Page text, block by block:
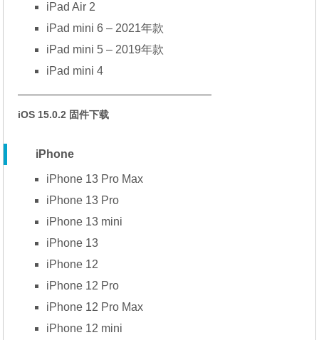
iPad Air 2
iPad mini 6 – 2021年款
iPad mini 5 – 2019年款
iPad mini 4
—————————————————
iOS 15.0.2 固件下载
iPhone
iPhone 13 Pro Max
iPhone 13 Pro
iPhone 13 mini
iPhone 13
iPhone 12
iPhone 12 Pro
iPhone 12 Pro Max
iPhone 12 mini